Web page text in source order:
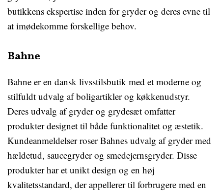
butikkens ekspertise inden for gryder og deres evne til
at imødekomme forskellige behov.
Bahne
Bahne er en dansk livsstilsbutik med et moderne og
stilfuldt udvalg af boligartikler og køkkenudstyr.
Deres udvalg af gryder og grydesæt omfatter
produkter designet til både funktionalitet og æstetik.
Kundeanmeldelser roser Bahnes udvalg af gryder med
hældetud, saucegryder og smedejernsgryder. Disse
produkter har et unikt design og en høj
kvalitetsstandard, der appellerer til forbrugere med en